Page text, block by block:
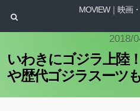
MOVIEW｜映画
2018/
いわきにゴジラ上陸
や歴代ゴジラスーツ